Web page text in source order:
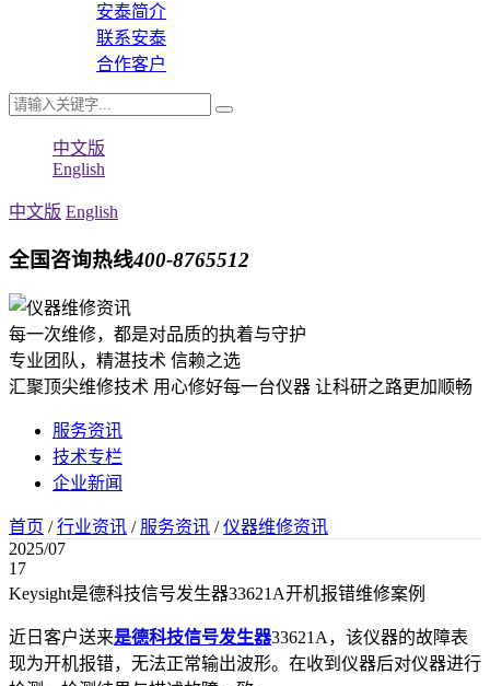
安泰简介
联系安泰
合作客户
中文版
English
中文版 English
全国咨询热线400-8765512
每一次维修，都是对品质的执着与守护
专业团队，精湛技术 信赖之选
汇聚顶尖维修技术 用心修好每一台仪器 让科研之路更加顺畅
服务资讯
技术专栏
企业新闻
首页 /行业资讯 / 服务资讯 /仪器维修资讯
2025/07
17
Keysight是德科技信号发生器33621A开机报错维修案例
近日客户送来是德科技信号发生器33621A，该仪器的故障表
现为开机报错，无法正常输出波形。在收到仪器后对仪器进行